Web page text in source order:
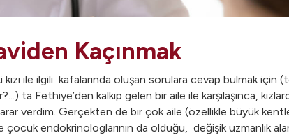
Kaçınmak
ile ilgili kafalarında oluşan sorulara cevap bulmak için
ta Fethiye’den kalkıp gelen bir aile ile karşılaşınca,
verdim. Gerçekten de bir çok aile (özellikle büyük
endokrinologlarının da olduğu, değişik uzmanlık